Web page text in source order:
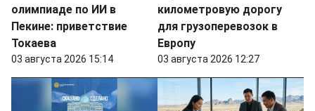
олимпиаде по ИИ в
Пекине: приветствие
Токаева
03 августа 2026 15:14
километровую дорогу
для грузоперевозок в
Европу
03 августа 2026 12:27